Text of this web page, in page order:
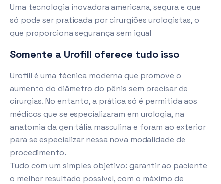
Uma tecnologia inovadora americana, segura e que
só pode ser praticada por cirurgiões urologistas, o
que proporciona segurança sem igual
Somente a Urofill oferece tudo isso
Urofill é uma técnica moderna que promove o
aumento do diâmetro do pênis sem precisar de
cirurgias. No entanto, a prática só é permitida aos
médicos que se especializaram em urologia, na
anatomia da genitália masculina e foram ao exterior
para se especializar nessa nova modalidade de
procedimento.
Tudo com um simples objetivo: garantir ao paciente
o melhor resultado possível, com o máximo de